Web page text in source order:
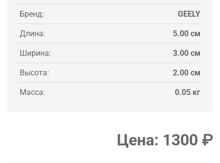
Бренд: GEELY
Длина: 5.00 см
Ширина: 3.00 см
Высота: 2.00 см
Масса: 0.05 кг
Цена: 1300 ₽